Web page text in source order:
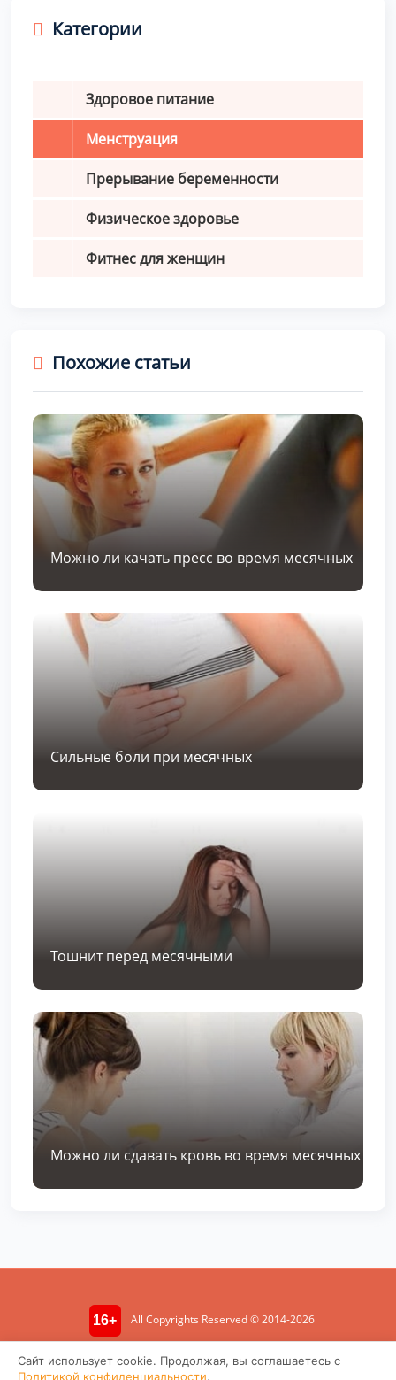
Категории
Здоровое питание
Менструация
Прерывание беременности
Физическое здоровье
Фитнес для женщин
Похожие статьи
Можно ли качать пресс во время месячных
Сильные боли при месячных
Тошнит перед месячными
Можно ли сдавать кровь во время месячных
16+
All Copyrights Reserved © 2014-2026
медицинской консультацией.
Сайт использует cookie. Продолжая, вы соглашаетесь с
Политикой конфиденциальности.